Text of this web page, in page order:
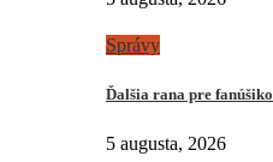
Správy
Ďalšia rana pre
5 augusta, 2026